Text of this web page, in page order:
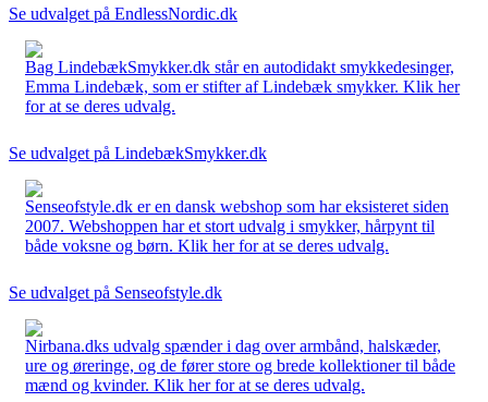
Se udvalget på EndlessNordic.dk
Bag LindebækSmykker.dk står en autodidakt smykkedesinger,
Emma Lindebæk, som er stifter af Lindebæk smykker. Klik her
for at se deres udvalg.
Se udvalget på LindebækSmykker.dk
Senseofstyle.dk er en dansk webshop som har eksisteret siden
2007. Webshoppen har et stort udvalg i smykker, hårpynt til
både voksne og børn. Klik her for at se deres udvalg.
Se udvalget på Senseofstyle.dk
Nirbana.dks udvalg spænder i dag over armbånd, halskæder,
ure og øreringe, og de fører store og brede kollektioner til både
mænd og kvinder. Klik her for at se deres udvalg.